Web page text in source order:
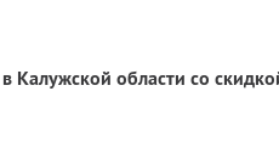
Калужской области со